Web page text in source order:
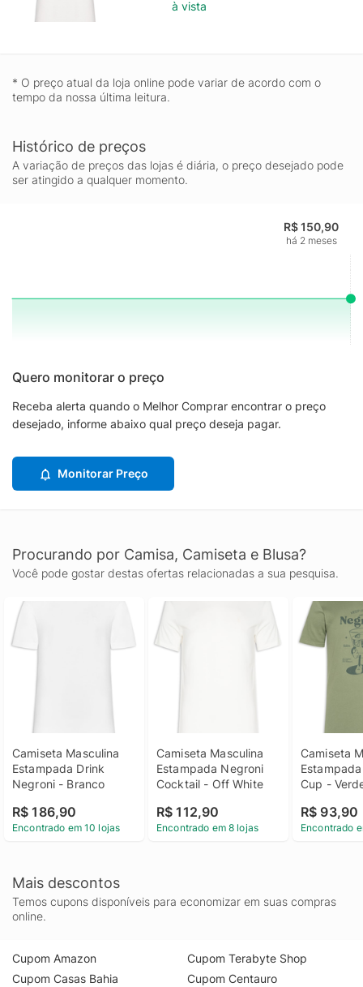
à vista
* O preço atual da loja online pode variar de acordo com o
tempo da nossa última leitura.
Histórico de preços
A variação de preços das lojas é diária, o preço desejado pode
ser atingido a qualquer momento.
R$ 150,90
há 2 meses
Quero monitorar o preço
Receba alerta quando o Melhor Comprar encontrar o preço
desejado, informe abaixo qual preço deseja pagar.
Monitorar Preço
Procurando por Camisa, Camiseta e Blusa?
Você pode gostar destas ofertas relacionadas a sua pesquisa.
Camiseta Masculina
Estampada Drink
Negroni - Branco
R$ 186,90
Encontrado em 10 lojas
Camiseta Masculina
Estampada Negroni
Cocktail - Off White
R$ 112,90
Encontrado em 8 lojas
Camiseta
Cup -
R$ 93,90
Encontrado
Mais descontos
Temos cupons disponíveis para economizar em suas compras
online.
Cupom Amazon
Cupom Casas Bahia
Cupom Terabyte Shop
Cupom Centauro